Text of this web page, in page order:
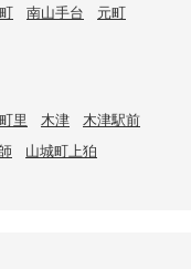
南山手台
元町
里 木津
木津駅前
山城町上狛